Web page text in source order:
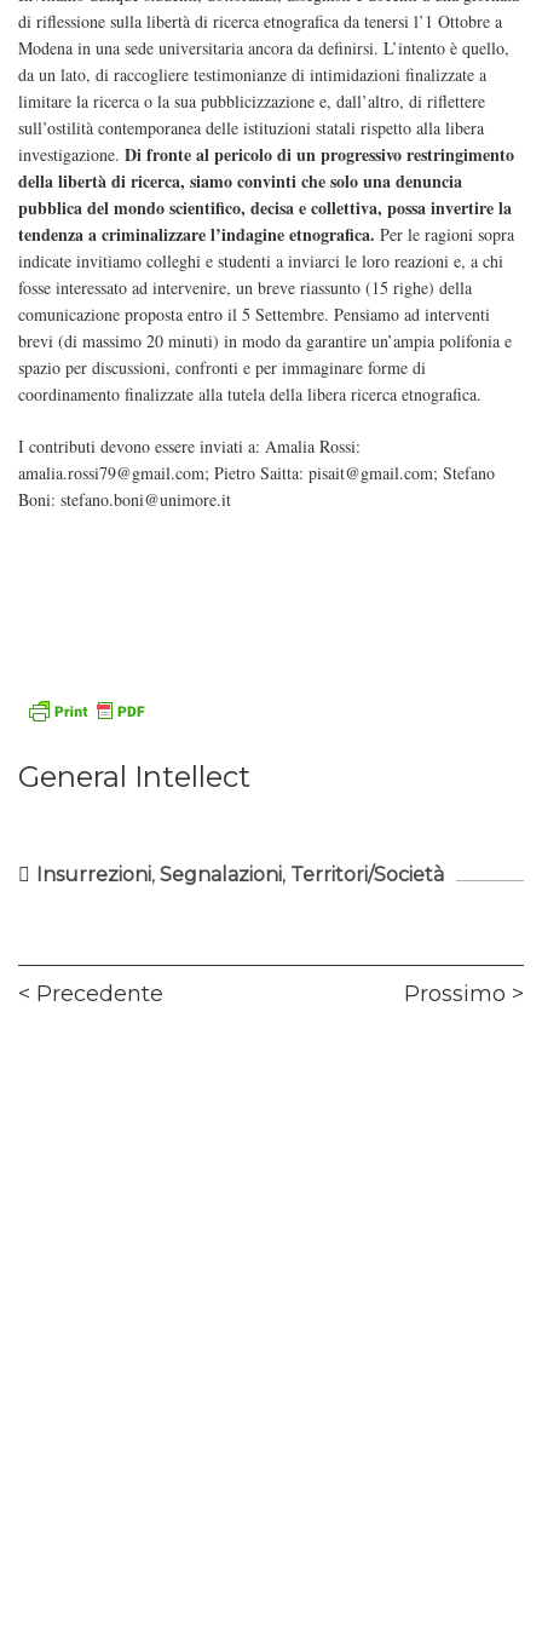
di riflessione sulla libertà di ricerca etnografica da tenersi l’1 Ottobre a
Modena in una sede universitaria ancora da definirsi. L’intento è quello,
da un lato, di raccogliere testimonianze di intimidazioni finalizzate a
limitare la ricerca o la sua pubblicizzazione e, dall’altro, di riflettere
sull’ostilità contemporanea delle istituzioni statali rispetto alla libera
investigazione. Di fronte al pericolo di un progressivo restringimento
della libertà di ricerca, siamo convinti che solo una denuncia
pubblica del mondo scientifico, decisa e collettiva, possa invertire la
tendenza a criminalizzare l’indagine etnografica. Per le ragioni sopra
indicate invitiamo colleghi e studenti a inviarci le loro reazioni e, a chi
fosse interessato ad intervenire, un breve riassunto (15 righe) della
comunicazione proposta entro il 5 Settembre. Pensiamo ad interventi
brevi (di massimo 20 minuti) in modo da garantire un’ampia polifonia e
spazio per discussioni, confronti e per immaginare forme di
coordinamento finalizzate alla tutela della libera ricerca etnografica.
I contributi devono essere inviati a: Amalia Rossi:
amalia.rossi79@gmail.com; Pietro Saitta: pisait@gmail.com; Stefano
Boni: stefano.boni@unimore.it
General Intellect
Insurrezioni, Segnalazioni, Territori/Società
Navigazione
Precedente Prossimo